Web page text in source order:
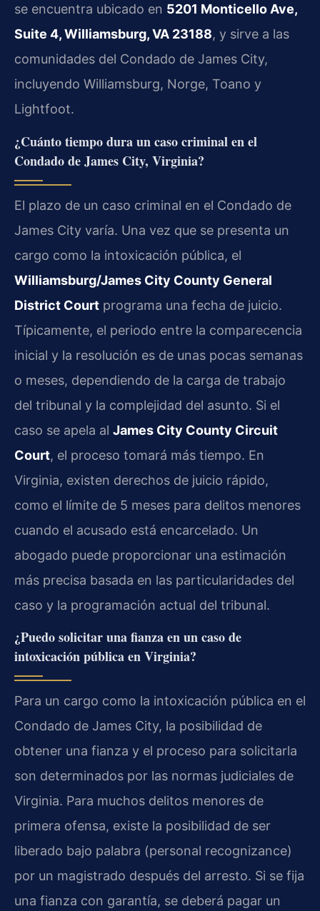
se encuentra ubicado en 5201 Monticello Ave,
Suite 4, Williamsburg, VA 23188, y sirve a las
comunidades del Condado de James City,
incluyendo Williamsburg, Norge, Toano y
Lightfoot.
¿Cuánto tiempo dura un caso criminal en el
Condado de James City, Virginia?
El plazo de un caso criminal en el Condado de
James City varía. Una vez que se presenta un
cargo como la intoxicación pública, el
Williamsburg/James City County General
District Court programa una fecha de juicio.
Típicamente, el periodo entre la comparecencia
inicial y la resolución es de unas pocas semanas
o meses, dependiendo de la carga de trabajo
del tribunal y la complejidad del asunto. Si el
caso se apela al James City County Circuit
Court, el proceso tomará más tiempo. En
Virginia, existen derechos de juicio rápido,
como el límite de 5 meses para delitos menores
cuando el acusado está encarcelado. Un
abogado puede proporcionar una estimación
más precisa basada en las particularidades del
caso y la programación actual del tribunal.
¿Puedo solicitar una fianza en un caso de
intoxicación pública en Virginia?
Para un cargo como la intoxicación pública en el
Condado de James City, la posibilidad de
obtener una fianza y el proceso para solicitarla
son determinados por las normas judiciales de
Virginia. Para muchos delitos menores de
primera ofensa, existe la posibilidad de ser
liberado bajo palabra (personal recognizance)
por un magistrado después del arresto. Si se fija
una fianza con garantía, se deberá pagar un